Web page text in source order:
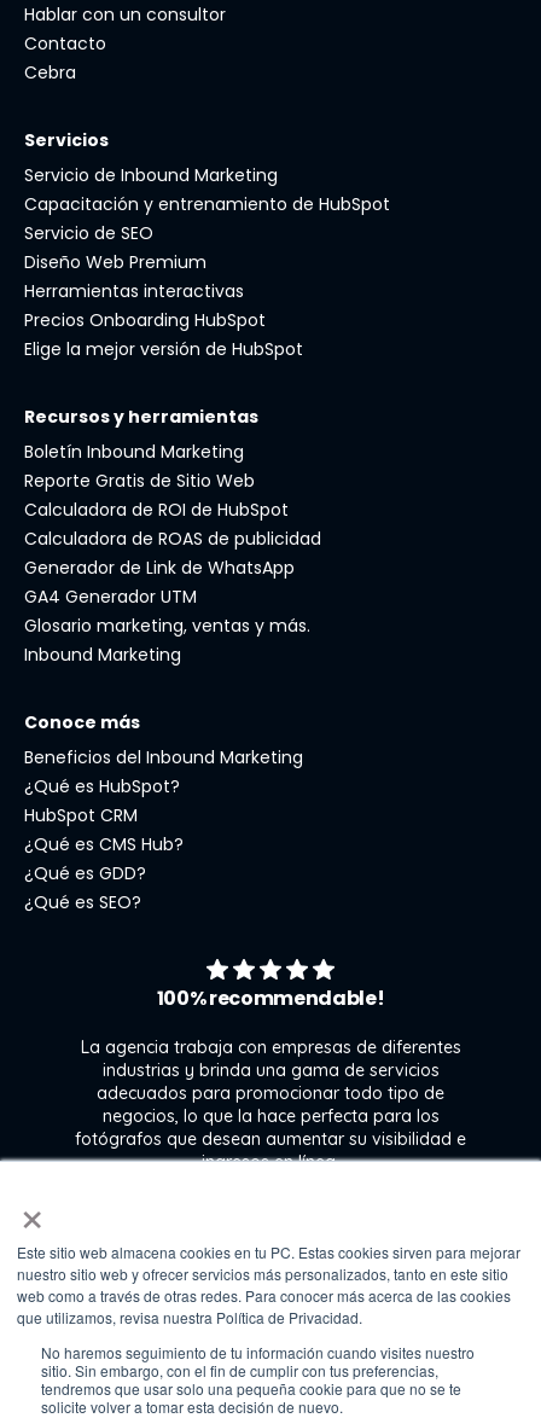
×
Este sitio web almacena cookies en tu PC. Estas cookies sirven para mejorar
nuestro sitio web y ofrecer servicios más personalizados, tanto en este sitio
web como a través de otras redes. Para conocer más acerca de las cookies
que utilizamos, revisa nuestra Política de Privacidad.
No haremos seguimiento de tu información cuando visites nuestro
sitio. Sin embargo, con el fin de cumplir con tus preferencias,
tendremos que usar solo una pequeña cookie para que no se te
solicite volver a tomar esta decisión de nuevo.
Hablar con un consultor
Contacto
Cebra
Servicios
Servicio de Inbound Marketing
Capacitación y entrenamiento de HubSpot
Servicio de SEO
Diseño Web Premium
Herramientas interactivas
Precios Onboarding HubSpot
Elige la mejor versión de HubSpot
Recursos y herramientas
Boletín Inbound Marketing
Reporte Gratis de Sitio Web
Calculadora de ROI de HubSpot
Calculadora de ROAS de publicidad
Generador de Link de WhatsApp
GA4 Generador UTM
Glosario marketing, ventas y más.
Inbound Marketing
Conoce más
Beneficios del Inbound Marketing
¿Qué es HubSpot?
HubSpot CRM
¿Qué es CMS Hub?
¿Qué es GDD?
¿Qué es SEO?
100% recommendable!
La agencia trabaja con empresas de diferentes
industrias y brinda una gama de servicios
adecuados para promocionar todo tipo de
negocios, lo que la hace perfecta para los
fotógrafos que desean aumentar su visibilidad e
ingresos en línea.
Kate Gross
Marketing & graphic design assistant at
Fixthephoto